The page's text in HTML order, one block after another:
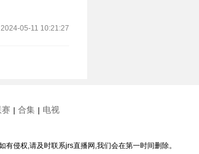
2024-05-11 10:21:27
赛 合集 电视
侵权,请及时联系jrs直播网,我们会在第一时间删除。